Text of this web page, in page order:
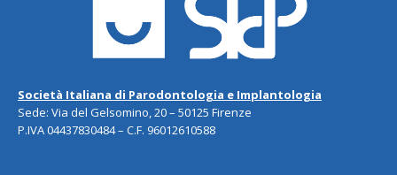
Società Italiana di Parodontologia e Implantologia
Sede: Via del Gelsomino, 20 – 50125 Firenze
P.IVA 04437830484 – C.F. 96012610588